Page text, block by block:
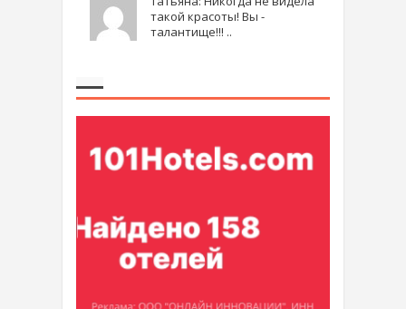
такой красоты! Вы -
талантище!!! ..